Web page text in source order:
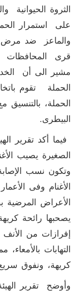
الثروة
على استمرار
والماعز ضد مرض
قرى المحافظات
مشير الى أن
الحملة تقوم
الحملة،
البيطرى.
فيما أكد تقرير
الصغيرة يصيب
وتكون نسب
الأغنام وفى
الأعراض المرضية
يصحبها رائحة
إفرازات من
التهابات
كريهة، ونفوق
وأوضح تقرير